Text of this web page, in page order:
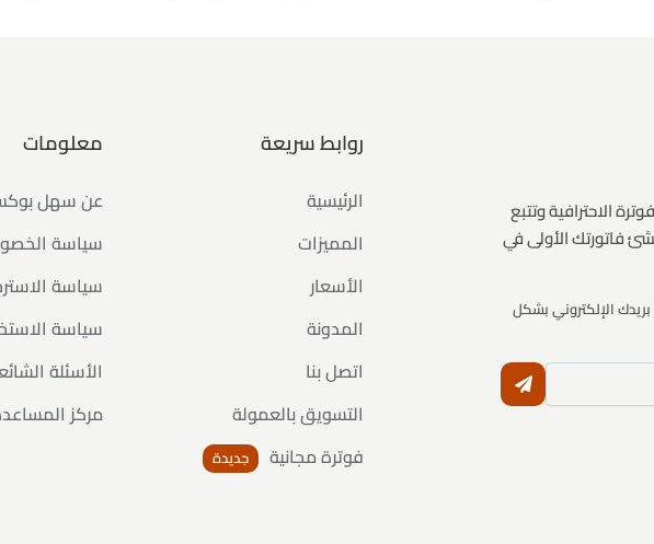
الاحترافية وتتبع
فاتورتك الأولى في
بريدك الإلكتروني بشكل
النشرة البريدية
روابط سريعة
الرئيسية
المميزات
الأسعار
المدونة
اتصل بنا
التسويق بالعمولة
فوترة مجانية
جديدة
معلومات
عن سهل
سياسة
سياسة
سياسة
الأسئلة
مركز